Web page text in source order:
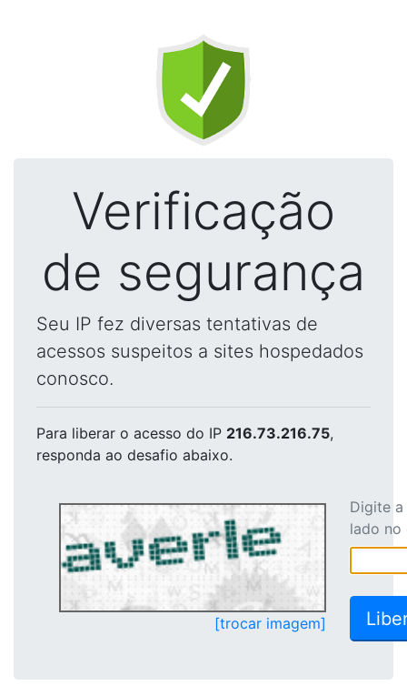
Verificação
de segurança
Seu IP fez diversas tentativas de
acessos suspeitos a sites hospedados
conosco.
Para liberar o acesso do IP 216.73.216.75,
responda ao desafio abaixo.
[trocar imagem]
Digite
lado no